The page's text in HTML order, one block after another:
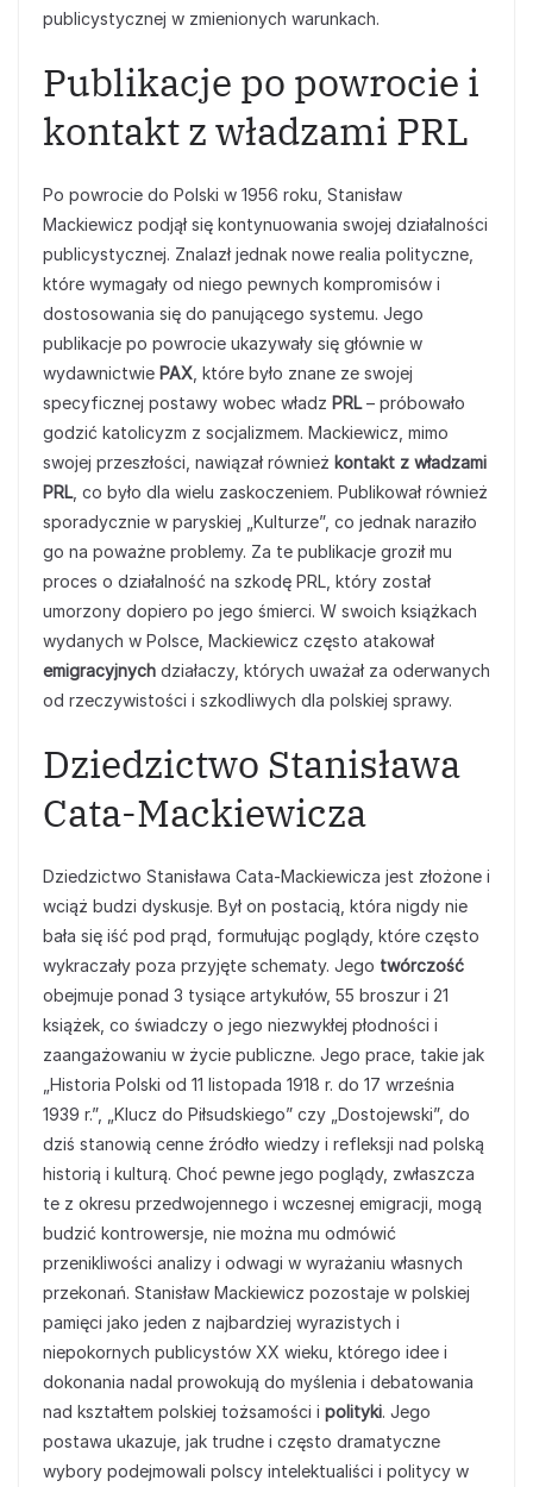
publicystycznej w zmienionych warunkach.
Publikacje po powrocie i
kontakt z władzami PRL
Po powrocie do Polski w 1956 roku, Stanisław
Mackiewicz podjął się kontynuowania swojej działalności
publicystycznej. Znalazł jednak nowe realia polityczne,
które wymagały od niego pewnych kompromisów i
dostosowania się do panującego systemu. Jego
publikacje po powrocie ukazywały się głównie w
wydawnictwie PAX , które było znane ze swojej
specyficznej postawy wobec władz PRL– próbowało
godzić katolicyzm z socjalizmem. Mackiewicz, mimo
swojej przeszłości, nawiązał również kontakt z władzami
PRL, co było dla wielu zaskoczeniem. Publikował również
sporadycznie w paryskiej „Kulturze”, co jednak naraziło
go na poważne problemy. Za te publikacje groził mu
proces o działalność na szkodę PRL, który został
umorzony dopiero po jego śmierci. W swoich książkach
wydanych w Polsce, Mackiewicz często atakował
emigracyjnych działaczy, których uważał za oderwanych
od rzeczywistości i szkodliwych dla polskiej sprawy.
Dziedzictwo Stanisława
Cata-Mackiewicza
Dziedzictwo Stanisława Cata-Mackiewicza jest złożone i
wciąż budzi dyskusje. Był on postacią, która nigdy nie
bała się iść pod prąd, formułując poglądy, które często
wykraczały poza przyjęte schematy. Jego twórczość
obejmuje ponad 3 tysiące artykułów, 55 broszur i 21
książek, co świadczy o jego niezwykłej płodności i
zaangażowaniu w życie publiczne. Jego prace, takie jak
„Historia Polski od 11 listopada 1918 r. do 17 września
1939 r.”, „Klucz do Piłsudskiego” czy „Dostojewski”, do
dziś stanowią cenne źródło wiedzy i refleksji nad polską
historią i kulturą. Choć pewne jego poglądy, zwłaszcza
te z okresu przedwojennego i wczesnej emigracji, mogą
budzić kontrowersje, nie można mu odmówić
przenikliwości analizy i odwagi w wyrażaniu własnych
przekonań. Stanisław Mackiewicz pozostaje w polskiej
pamięci jako jeden z najbardziej wyrazistych i
niepokornych publicystów XX wieku, którego idee i
dokonania nadal prowokują do myślenia i debatowania
nad kształtem polskiej tożsamości i polityki. Jego
postawa ukazuje, jak trudne i często dramatyczne
wybory podejmowali polscy intelektualiści i politycy w